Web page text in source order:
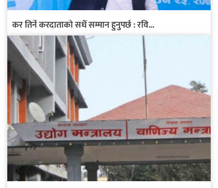
कर तिर्ने करदाताको सधैं सम्मान हुनुपर्छ : रवि...